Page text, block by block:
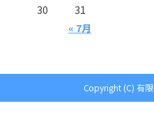
« 7月
30
31
Copyright (C) 有